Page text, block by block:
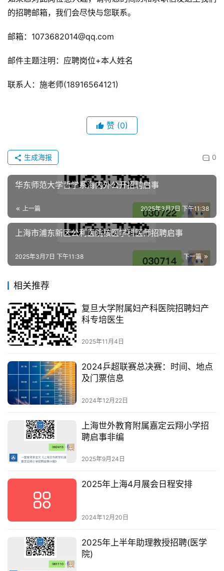
的招聘邮箱，我们会尽快与您联系。
邮箱：1073682014@qq.com
邮件主题注明：应聘岗位+本人姓名
联系人：施老师(18916564121)
赞 (0)
0
生成海报
华东师范大学哲学系海内外公开招聘启事
上一篇 2025年3月7日 下午11:38
上海市浦东新区公利医院核医学科医师招聘启事
下一篇
2025年3月7日 下午11:38
相关推荐
复旦大学附属妇产科医院招聘妇产
科专培医生
2025年11月4日
2024乒超联赛总决赛：时间、地点
及门票信息
2024年12月22日
上海世外教育附属嘉定云翔小学招
聘启事非编
2025年9月24日
2025年上海4月展会日程安排
2024年12月20日
2025年上半年助理教授招聘(医学
院)